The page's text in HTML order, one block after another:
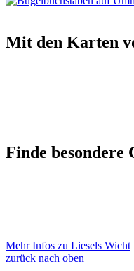
Mit den Karten
Finde besondere
Mehr Infos zu Liesels Wicht
zurück nach oben